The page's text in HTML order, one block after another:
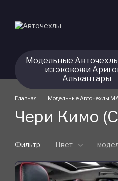
Модельные
из экокожи
Алькантары
Главная Модельные Авточехлы
Чери Кимо
Фильтр Цвет